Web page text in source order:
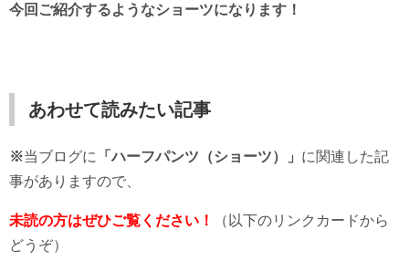
今回ご紹介するようなショーツになります！
あわせて読みたい記事
※当ブログに 「ハーフパンツ（ショーツ）」 に関連した記
事がありますので、
未読の方はぜひご覧ください！
（以下のリンクカードから
どうぞ）